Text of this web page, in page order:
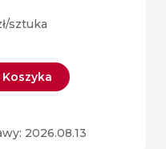
/sztuka
2026.08.13